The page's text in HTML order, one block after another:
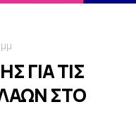
ΓΙΑ ΤΙΣ
ΣΤΟ